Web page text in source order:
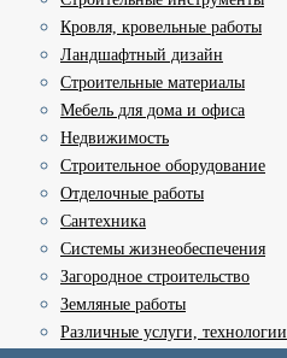
Кровля, кровельные работы
Ландшафтный дизайн
Строительные материалы
Мебель для дома и офиса
Недвижимость
Строительное оборудование
Отделочные работы
Сантехника
Системы жизнеобеспечения
Загородное строительство
Земляные работы
Различные услуги, технологии